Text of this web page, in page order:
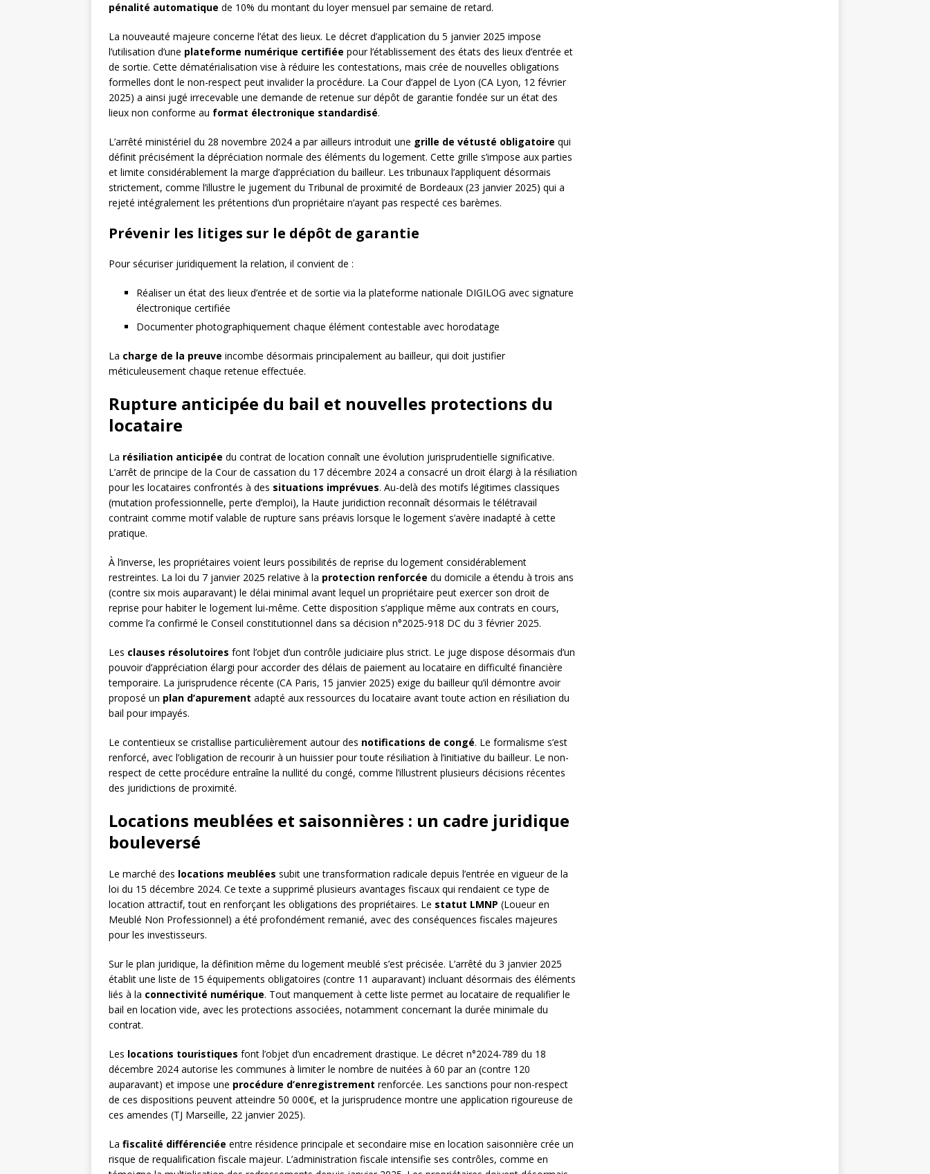
pénalité automatique de 10% du montant du loyer mensuel par semaine de retard.
La nouveauté majeure concerne l’état des lieux. Le décret d’application du 5 janvier 2025 impose
l’utilisation d’une plateforme numérique certifiée pour l’établissement des états des lieux d’entrée et
de sortie. Cette dématérialisation vise à réduire les contestations, mais crée de nouvelles obligations
formelles dont le non-respect peut invalider la procédure. La Cour d’appel de Lyon (CA Lyon, 12 février
2025) a ainsi jugé irrecevable une demande de retenue sur dépôt de garantie fondée sur un état des
lieux non conforme au format électronique standardisé.
L’arrêté ministériel du 28 novembre 2024 a par ailleurs introduit une grille de vétusté obligatoire qui
définit précisément la dépréciation normale des éléments du logement. Cette grille s’impose aux parties
et limite considérablement la marge d’appréciation du bailleur. Les tribunaux l’appliquent désormais
strictement, comme l’illustre le jugement du Tribunal de proximité de Bordeaux (23 janvier 2025) qui a
rejeté intégralement les prétentions d’un propriétaire n’ayant pas respecté ces barèmes.
Prévenir les litiges sur le dépôt de garantie
Pour sécuriser juridiquement la relation, il convient de :
Réaliser un état des lieux d’entrée et de sortie via la plateforme nationale DIGILOG avec signature
électronique certifiée
Documenter photographiquement chaque élément contestable avec horodatage
La charge de la preuve incombe désormais principalement au bailleur, qui doit justifier
méticuleusement chaque retenue effectuée.
Rupture anticipée du bail et nouvelles protections du
locataire
La résiliation anticipée du contrat de location connaît une évolution jurisprudentielle significative.
L’arrêt de principe de la Cour de cassation du 17 décembre 2024 a consacré un droit élargi à la résiliation
pour les locataires confrontés à des situations imprévues. Au-delà des motifs légitimes classiques
(mutation professionnelle, perte d’emploi), la Haute juridiction reconnaît désormais le télétravail
contraint comme motif valable de rupture sans préavis lorsque le logement s’avère inadapté à cette
pratique.
À l’inverse, les propriétaires voient leurs possibilités de reprise du logement considérablement
restreintes. La loi du 7 janvier 2025 relative à la protection renforcée du domicile a étendu à trois ans
(contre six mois auparavant) le délai minimal avant lequel un propriétaire peut exercer son droit de
reprise pour habiter le logement lui-même. Cette disposition s’applique même aux contrats en cours,
comme l’a confirmé le Conseil constitutionnel dans sa décision n°2025-918 DC du 3 février 2025.
Les clauses résolutoires font l’objet d’un contrôle judiciaire plus strict. Le juge dispose désormais d’un
pouvoir d’appréciation élargi pour accorder des délais de paiement au locataire en difficulté financière
temporaire. La jurisprudence récente (CA Paris, 15 janvier 2025) exige du bailleur qu’il démontre avoir
proposé un plan d’apurement adapté aux ressources du locataire avant toute action en résiliation du
bail pour impayés.
Le contentieux se cristallise particulièrement autour des notifications de congé. Le formalisme s’est
renforcé, avec l’obligation de recourir à un huissier pour toute résiliation à l’initiative du bailleur. Le non-
respect de cette procédure entraîne la nullité du congé, comme l’illustrent plusieurs décisions récentes
des juridictions de proximité.
Locations meublées et saisonnières : un cadre juridique
bouleversé
Le marché des locations meublées subit une transformation radicale depuis l’entrée en vigueur de la
loi du 15 décembre 2024. Ce texte a supprimé plusieurs avantages fiscaux qui rendaient ce type de
location attractif, tout en renforçant les obligations des propriétaires. Le statut LMNP (Loueur en
Meublé Non Professionnel) a été profondément remanié, avec des conséquences fiscales majeures
pour les investisseurs.
Sur le plan juridique, la définition même du logement meublé s’est précisée. L’arrêté du 3 janvier 2025
établit une liste de 15 équipements obligatoires (contre 11 auparavant) incluant désormais des éléments
liés à la connectivité numérique. Tout manquement à cette liste permet au locataire de requalifier le
bail en location vide, avec les protections associées, notamment concernant la durée minimale du
contrat.
Les locations touristiques font l’objet d’un encadrement drastique. Le décret n°2024-789 du 18
décembre 2024 autorise les communes à limiter le nombre de nuitées à 60 par an (contre 120
auparavant) et impose une procédure d’enregistrement renforcée. Les sanctions pour non-respect
de ces dispositions peuvent atteindre 50 000€, et la jurisprudence montre une application rigoureuse de
ces amendes (TJ Marseille, 22 janvier 2025).
La fiscalité différenciée entre résidence principale et secondaire mise en location saisonnière crée un
risque de requalification fiscale majeur. L’administration fiscale intensifie ses contrôles, comme en